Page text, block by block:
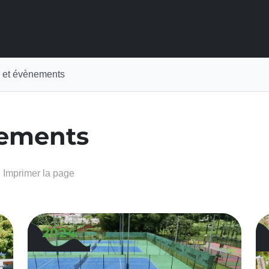
évènements
Imprimer la page
2024